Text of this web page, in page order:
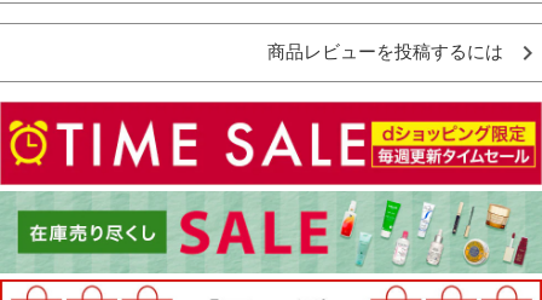
商品レビューを投稿するには